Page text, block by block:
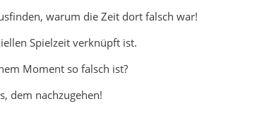
warum die Zeit dort falsch war!
Spielzeit verknüpft ist.
Moment so falsch ist?
dem nachzugehen!